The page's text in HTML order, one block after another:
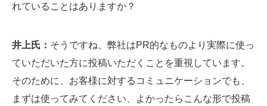
れていることはありますか？
井上氏： そうですね、弊社はPR的なものより実際に使っ
ていただいた方に投稿いただくことを重視しています。
そのために、お客様に対するコミュニケーションでも、
まずは使ってみてください、よかったらこんな形で投稿